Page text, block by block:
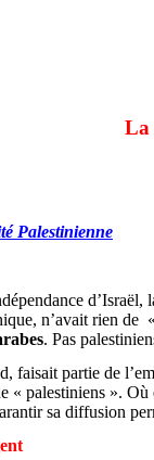
La
Palestinienne
n’avait rien de
. Pas
faisait partie de
« palestiniens ».
sa diffusion